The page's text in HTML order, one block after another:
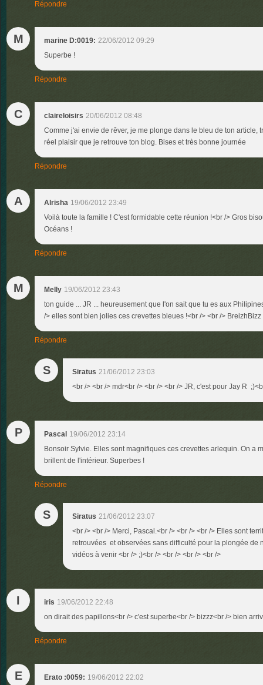
Répondre
M marine D:0019: 22/06/2012 09:29
Superbe !
Répondre
C claireloisirs 20/06/2012 08:48
Comme j'ai envie de rêver, je me plonge dans le bleu de ton article,
réel plaisir que je retrouve ton blog. Bises et très bonne journée
Répondre
A Alrisha 19/06/2012 23:49
Voilà toute la famille ! C'est formidable cette réunion !<br /> Gros
Océans !
Répondre
M Melly 19/06/2012 23:43
ton guide ... JR ... heureusement que l'on sait que tu es aux
/> elles sont bien jolies ces crevettes bleues !<br /> <br /> BreizhBizz
Répondre
S Siratus 21/06/2012 23:03
<br /> <br /> mdr<br /> <br /> <br /> JR, c'est pour Jay R
P Pascal 19/06/2012 23:14
Bonsoir Sylvie. Elles sont magnifiques ces crevettes arlequin. On a
brillent de l'intérieur. Superbes !
Répondre
S Siratus 21/06/2012 23:07
<br /> <br /> Merci, Pascal.<br /> <br /> <br /> Elles sont
retrouvées et observées sans difficulté pour la plongée de
vidéos à venir <br /> ;)<br /> <br /> <br /> <br />
I iris 19/06/2012 22:48
on dirait des papillons<br /> c'est superbe<br /> bizzz<br /> bien
Répondre
E Erato :0059: 19/06/2012 22:02